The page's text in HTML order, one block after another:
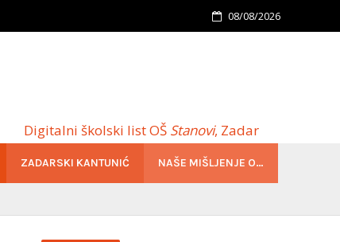
08/08/2026
Digitalni školski list OŠStanovi, Zadar
ZADARSKI KANTUNIĆ NAŠE MIŠLJENJE O…